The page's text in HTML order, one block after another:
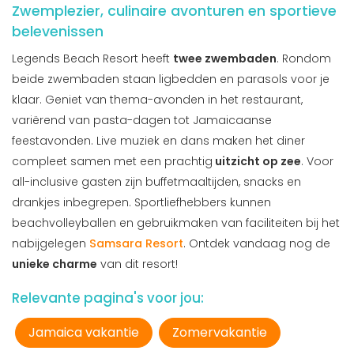
Zwemplezier, culinaire avonturen en sportieve
belevenissen
Legends Beach Resort heeft twee zwembaden. Rondom
beide zwembaden staan ligbedden en parasols voor je
klaar. Geniet van thema-avonden in het restaurant,
variërend van pasta-dagen tot Jamaicaanse
feestavonden. Live muziek en dans maken het diner
compleet samen met een prachtig uitzicht op zee. Voor
all-inclusive gasten zijn buffetmaaltijden, snacks en
drankjes inbegrepen. Sportliefhebbers kunnen
beachvolleyballen en gebruikmaken van faciliteiten bij het
nabijgelegen Samsara Resort. Ontdek vandaag nog de
unieke charme van dit resort!
Relevante pagina's voor jou:
Jamaica vakantie Zomervakantie